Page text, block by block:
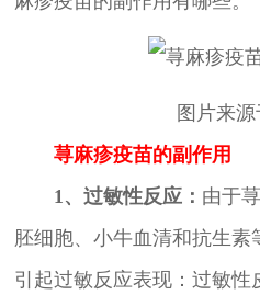
图片来
荨麻疹疫苗的副作用
1、过敏性反应： 由于
胚细胞、小牛血清和抗生
引起过敏反应表现：过敏